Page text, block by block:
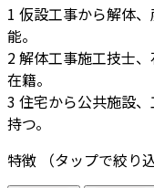
1 仮設工事から解体
能。
2解体工事施工技士
在籍。
3 住宅から公共施設
持つ。
特徴
（タップで絞り